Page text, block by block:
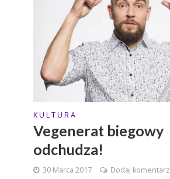
K U L T U R A
Vegenerat biegowy
odchudza!
30 Marca 2017 Dodaj komentarz